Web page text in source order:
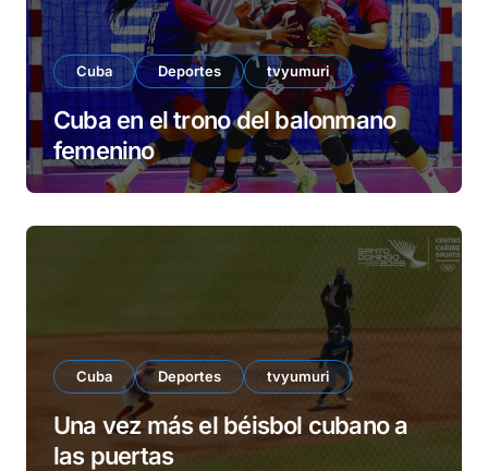
Cuba Deportes tvyumuri
Cuba en el trono del balonmano
femenino
Cuba Deportes tvyumuri
Una vez más el béisbol cubano a
las puertas